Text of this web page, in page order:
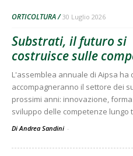
ORTICOLTURA 30 Luglio 2026
Substrati, il futuro si
costruisce sulle
L'assemblea annuale di Aipsa ha
accompagneranno il settore dei
prossimi anni: innovazione,
sviluppo delle competenze lungo
Di Andrea Sandini -